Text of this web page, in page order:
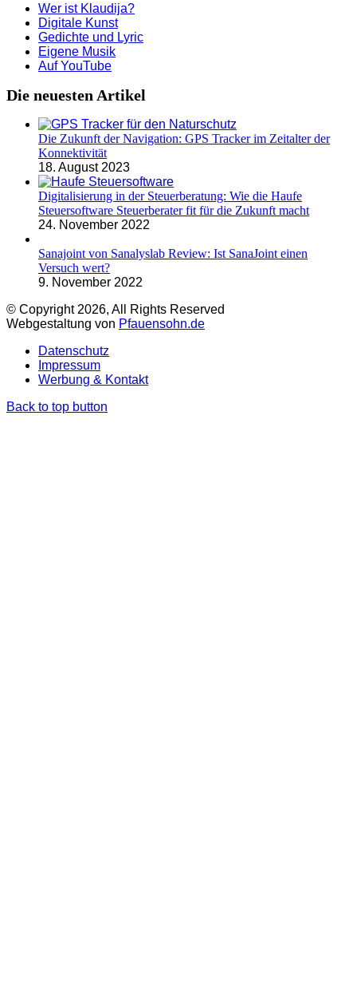
Wer ist Klaudija?
Digitale Kunst
Gedichte und Lyric
Eigene Musik
Auf YouTube
Die neuesten Artikel
Die Zukunft der Navigation: GPS Tracker im Zeitalter der
Konnektivität
18. August 2023
Digitalisierung in der Steuerberatung: Wie die Haufe
Steuersoftware Steuerberater fit für die Zukunft macht
24. November 2022
Sanajoint von Sanalyslab Review: Ist SanaJoint einen
Versuch wert?
9. November 2022
© Copyright 2026, All Rights Reserved
Webgestaltung von Pfauensohn.de
Datenschutz
Impressum
Werbung & Kontakt
Back to top button